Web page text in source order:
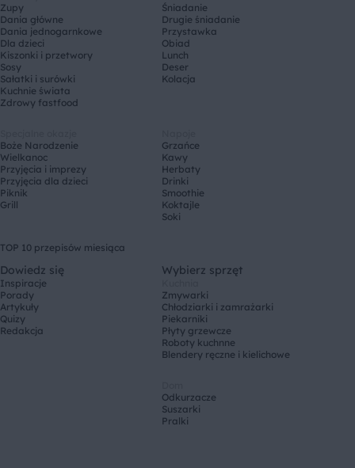
Zupy
Dania główne
Dania jednogarnkowe
Dla dzieci
Kiszonki i przetwory
Sosy
Sałatki i surówki
Kuchnie świata
Zdrowy fastfood
Śniadanie
Drugie śniadanie
Przystawka
Obiad
Lunch
Deser
Kolacja
Boże Narodzenie
Wielkanoc
Przyjęcia i imprezy
Przyjęcia dla dzieci
Piknik
Grill
Grzańce
Kawy
Herbaty
Drinki
Smoothie
Koktajle
Soki
TOP 10 przepisów miesiąca
Dowiedz się
Inspiracje
Porady
Artykuły
Quizy
Redakcja
Wybierz sprzęt
Zmywarki
Chłodziarki i zamrażarki
Piekarniki
Płyty grzewcze
Roboty kuchnne
Blendery ręczne i kielichowe
Odkurzacze
Suszarki
Pralki